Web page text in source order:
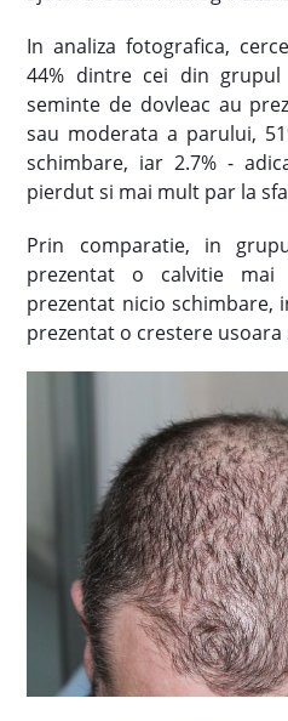
In analiza fotografica,
44% dintre cei din
seminte de dovleac au
sau moderata a parului,
schimbare, iar 2.7% -
pierdut si mai mult par la
Prin comparatie, in
prezentat o calvitie mai
prezentat nicio schimbare,
prezentat o crestere